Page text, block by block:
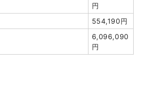
円
554,190円
6,096,090
円